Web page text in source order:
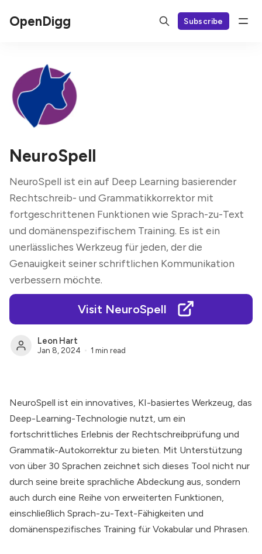
OpenDigg Subscribe
NeuroSpell
NeuroSpell ist ein auf Deep Learning basierender
Rechtschreib- und Grammatikkorrektor mit
fortgeschrittenen Funktionen wie Sprach-zu-Text
und domänenspezifischem Training. Es ist ein
unerlässliches Werkzeug für jeden, der die
Genauigkeit seiner schriftlichen Kommunikation
verbessern möchte.
Visit NeuroSpell
Leon Hart
Jan 8, 2024 1 min read
NeuroSpell ist ein innovatives, KI-basiertes Werkzeug, das
Deep-Learning-Technologie nutzt, um ein
fortschrittliches Erlebnis der Rechtschreibprüfung und
Grammatik-Autokorrektur zu bieten. Mit Unterstützung
von über 30 Sprachen zeichnet sich dieses Tool nicht nur
durch seine breite sprachliche Abdeckung aus, sondern
auch durch eine Reihe von erweiterten Funktionen,
einschließlich Sprach-zu-Text-Fähigkeiten und
domänenspezifisches Training für Vokabular und Phrasen.